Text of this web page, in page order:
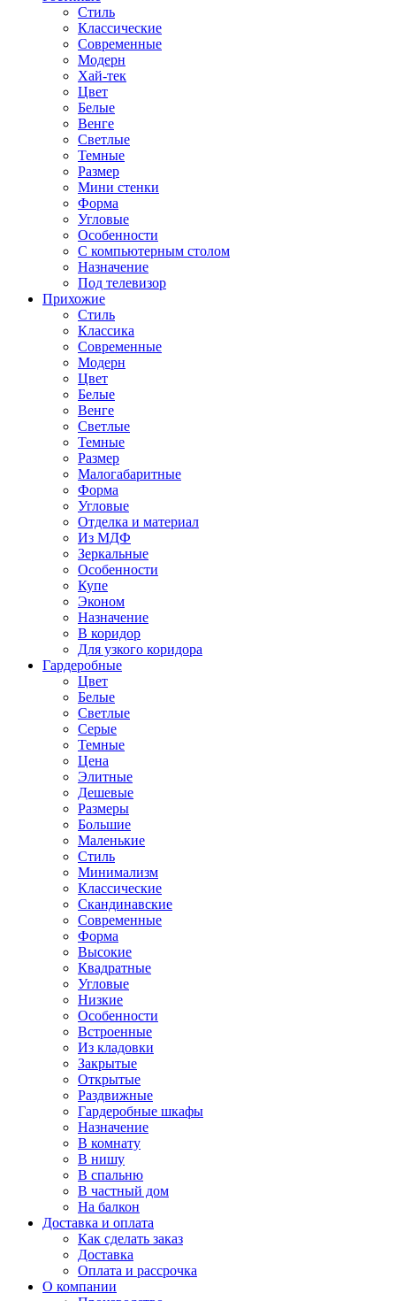
Стиль
Классические
Современные
Модерн
Хай-тек
Цвет
Белые
Венге
Светлые
Темные
Размер
Мини стенки
Форма
Угловые
Особенности
С компьютерным столом
Назначение
Под телевизор
Прихожие
Стиль
Классика
Современные
Модерн
Цвет
Белые
Венге
Светлые
Темные
Размер
Малогабаритные
Форма
Угловые
Отделка и материал
Из МДФ
Зеркальные
Особенности
Купе
Эконом
Назначение
В коридор
Для узкого коридора
Гардеробные
Цвет
Белые
Светлые
Серые
Темные
Цена
Элитные
Дешевые
Размеры
Большие
Маленькие
Стиль
Минимализм
Классические
Скандинавские
Современные
Форма
Высокие
Квадратные
Угловые
Низкие
Особенности
Встроенные
Из кладовки
Закрытые
Открытые
Раздвижные
Гардеробные шкафы
Назначение
В комнату
В нишу
В спальню
В частный дом
На балкон
Доставка и оплата
Как сделать заказ
Доставка
Оплата и рассрочка
О компании